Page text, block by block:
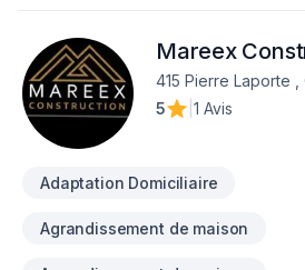
Mareex
415 Pierre Laporte ,
5
1 Avis
Adaptation Domiciliaire
Agrandissement de maison